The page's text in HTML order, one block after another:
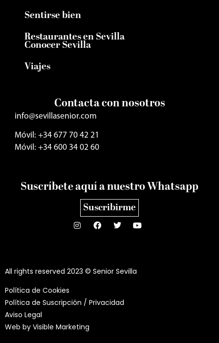
Sentirse bien
Restaurantes en Sevilla
Conocer Sevilla
Viajes
Contacta con nosotros
info@sevillasenior.com
Móvil: +34 677 70 42 21
Móvil: +34 600 34 02 60
Suscríbete aquí a nuestro Whatsapp
Suscribirme
All rights reserved 2023 © Senior Sevilla
Política de Cookies
Política de Suscripción / Privacidad
Aviso Legal
Web by Visible Marketing